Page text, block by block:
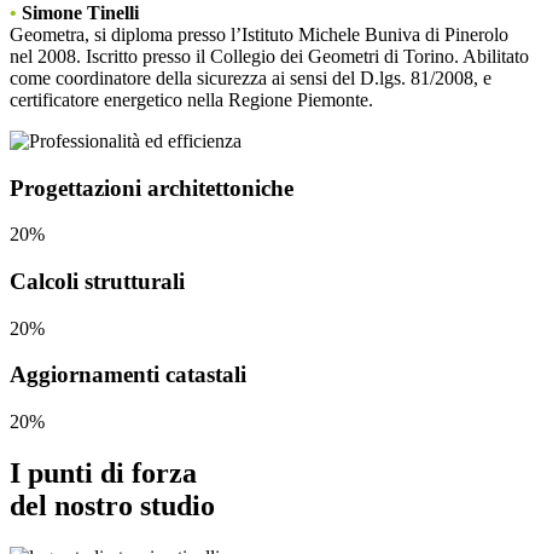
• Simone Tinelli
Geometra, si diploma presso l’Istituto Michele Buniva di Pinerolo
nel 2008. Iscritto presso il Collegio dei Geometri di Torino. Abilitato
come coordinatore della sicurezza ai sensi del D.lgs. 81/2008, e
certificatore energetico nella Regione Piemonte.
Progettazioni architettoniche
20%
Calcoli strutturali
20%
Aggiornamenti catastali
20%
I punti di forza
del nostro studio